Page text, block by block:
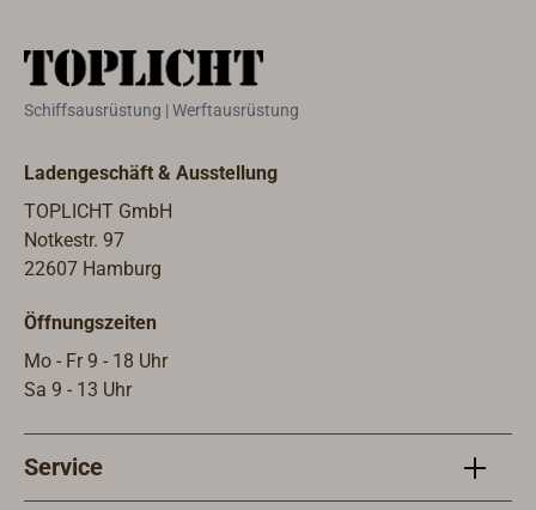
Schiffsausrüstung | Werftausrüstung
Ladengeschäft & Ausstellung
TOPLICHT GmbH
Notkestr. 97
22607 Hamburg
Öffnungszeiten
Mo - Fr 9 - 18 Uhr
Sa 9 - 13 Uhr
Service